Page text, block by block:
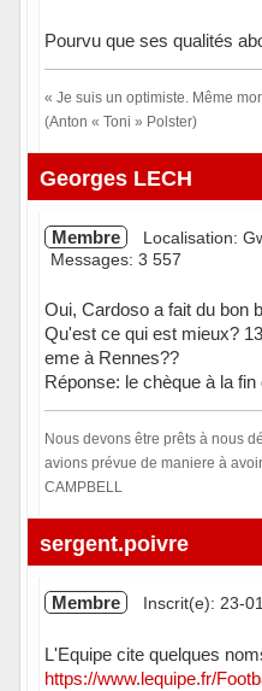
Pourvu que ses qualités
« Je suis un optimiste. Même
(Anton « Toni » Polster)
Hors ligne
Georges LECH
Membre Localisation:
Messages: 3 557
Oui, Cardoso a fait du bon
Qu'est ce qui est mieux?
eme à Rennes??
Réponse: le chèque à la fin
Nous devons être prêts à nous
avions prévue de maniere à
CAMPBELL
Hors ligne
sergent.poivre
Membre Inscrit(e): 23-
L'Equipe cite quelques
https://www.lequipe.fr/